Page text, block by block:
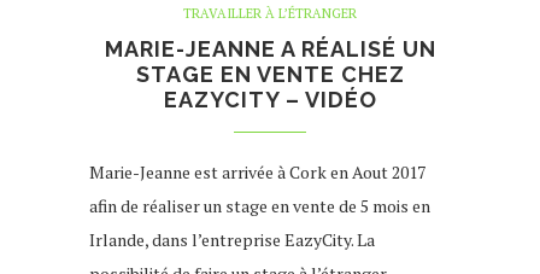
TRAVAILLER À L’ÉTRANGER
MARIE-JEANNE A RÉALISÉ UN
STAGE EN VENTE CHEZ
EAZYCITY – VIDÉO
Marie-Jeanne est arrivée à Cork en Aout 2017
afin de réaliser un stage en vente de 5 mois en
Irlande, dans l’entreprise EazyCity. La